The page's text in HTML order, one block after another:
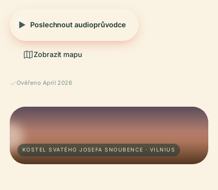
Poslechnout audioprůvodce
Zobrazit mapu
Ověřeno April 2026
KOSTEL SVATÉHO JOSEFA SNOUBENCE · VILNIUS